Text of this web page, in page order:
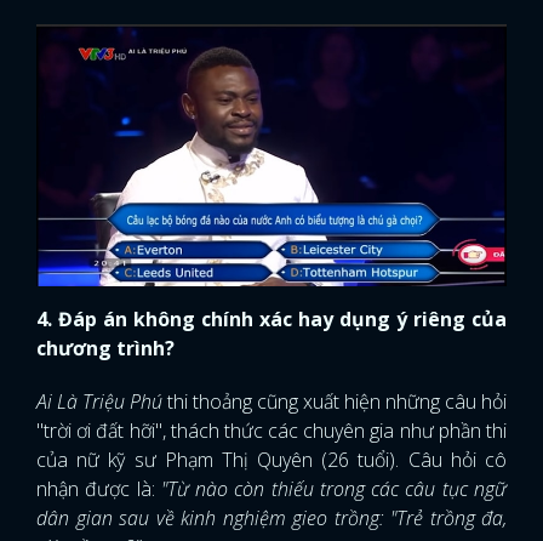
x
ĐĂNG NHẬP
4. Đáp án không chính xác hay dụng ý riêng của
chương trình?
Ai Là Triệu Phúthi thoảng cũng xuất hiện những câu hỏi
"trời ơi đất hỡi", thách thức các chuyên gia như phần thi
của nữ kỹ sư Phạm Thị Quyên (26 tuổi). Câu hỏi cô
nhận được là: "Từ nào còn thiếu trong các câu tục ngữ
dân gian sau về kinh nghiệm gieo trồng: "Trẻ trồng đa,